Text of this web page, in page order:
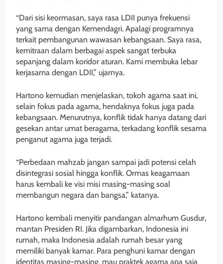
“Dari sisi keormasan, saya rasa LDII punya frekuensi
yang sama dengan Kemendagri. Apalagi programnya
terkait pembangunan wawasan kebangsaan. Saya rasa,
kemitraan dalam berbagai aspek sangat terbuka
sepanjang dalam koridor aturan. Kami membuka lebar
kerjasama dengan LDII,” ujarnya.
Hartono kemudian menjelaskan, tokoh agama saat ini,
selain fokus pada agama, hendaknya fokus juga pada
kebangsaan. Menurutnya, konflik tidak hanya datang dari
gesekan antar umat beragama, terkadang konflik sesama
penganut agama juga terjadi.
“Perbedaan mahzab jangan sampai jadi potensi celah
disintegrasi sosial hingga konflik. Ormas keagamaan
harus kembali ke visi misi masing-masing soal
membangun negara dan bangsa,” katanya.
Hartono kembali menyitir pandangan almarhum Gusdur,
mantan Presiden RI. Jika digambarkan, Indonesia ini
rumah, maka Indonesia adalah rumah besar yang
memiliki banyak kamar. Para penghuni kamar dengan
identitas masing-masing, mau praktek agama apa saja